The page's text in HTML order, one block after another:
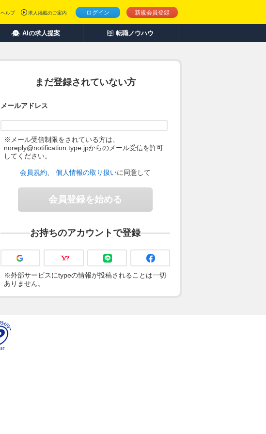
ログイン 新規会員登録
ヘルプ 求人掲載のご案内
AIの求人提案 転職ノウハウ
まだ登録されていない方
メールアドレス
※メール受信制限をされている方は、
noreply@notification.type.jpからのメール受信を許可
してください。
会員規約 個人情報の取り扱いに同意して
会員登録を始める
お持ちのアカウントで登録
※外部サービスにtypeの情報が投稿されることは一切
ありません。